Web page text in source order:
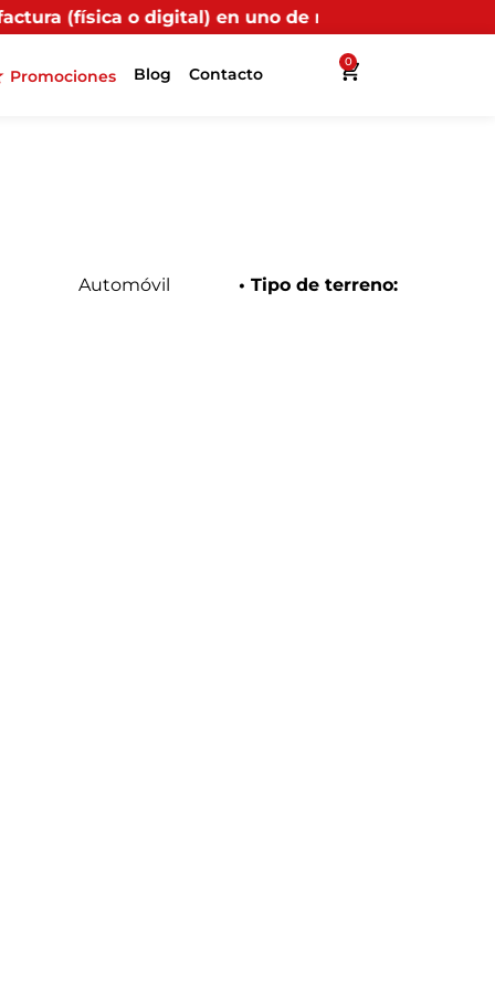
en uno de nuestros puntos propios, recibirás
Promociones Blog Contacto
0
Automóvil • Tipo de terreno: